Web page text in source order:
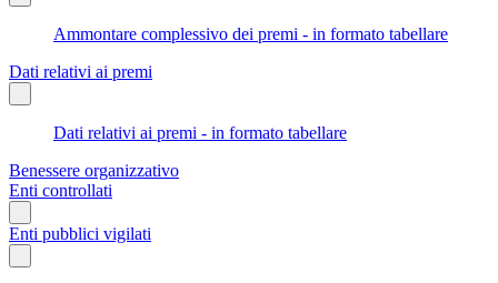
Ammontare complessivo dei premi - in formato tabellare
Dati relativi ai premi
Dati relativi ai premi - in formato tabellare
Benessere organizzativo
Enti controllati
Enti pubblici vigilati